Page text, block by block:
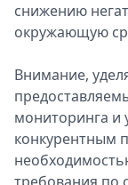
снижению
окружающую
Внимание,
мониторинга и
конкурентным